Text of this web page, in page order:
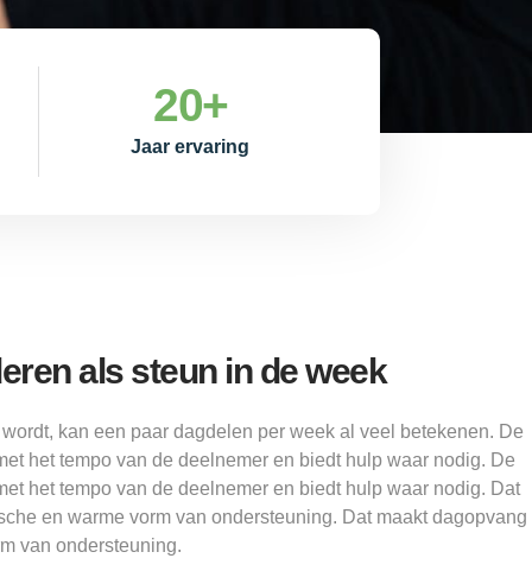
Jaar ervaring
20+
als steun in de week
kan een paar dagdelen per week al veel betekenen. De
het tempo van de deelnemer en biedt hulp waar nodig. De
het tempo van de deelnemer en biedt hulp waar nodig. Dat
en warme vorm van ondersteuning. Dat maakt dagopvang
van ondersteuning.